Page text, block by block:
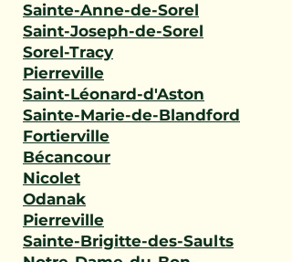
Sainte-Anne-de-Sorel
Saint-Joseph-de-Sorel
Sorel-Tracy
Pierreville
Saint-Léonard-d'Aston
Sainte-Marie-de-Blandford
Fortierville
Bécancour
Nicolet
Odanak
Pierreville
Sainte-Brigitte-des-Saults